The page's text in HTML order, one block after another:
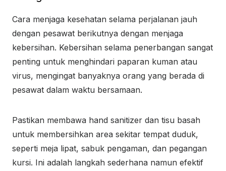
Cara menjaga kesehatan selama perjalanan jauh
dengan pesawat berikutnya dengan menjaga
kebersihan. Kebersihan selama penerbangan sangat
penting untuk menghindari paparan kuman atau
virus, mengingat banyaknya orang yang berada di
pesawat dalam waktu bersamaan.
Pastikan membawa hand sanitizer dan tisu basah
untuk membersihkan area sekitar tempat duduk,
seperti meja lipat, sabuk pengaman, dan pegangan
kursi. Ini adalah langkah sederhana namun efektif